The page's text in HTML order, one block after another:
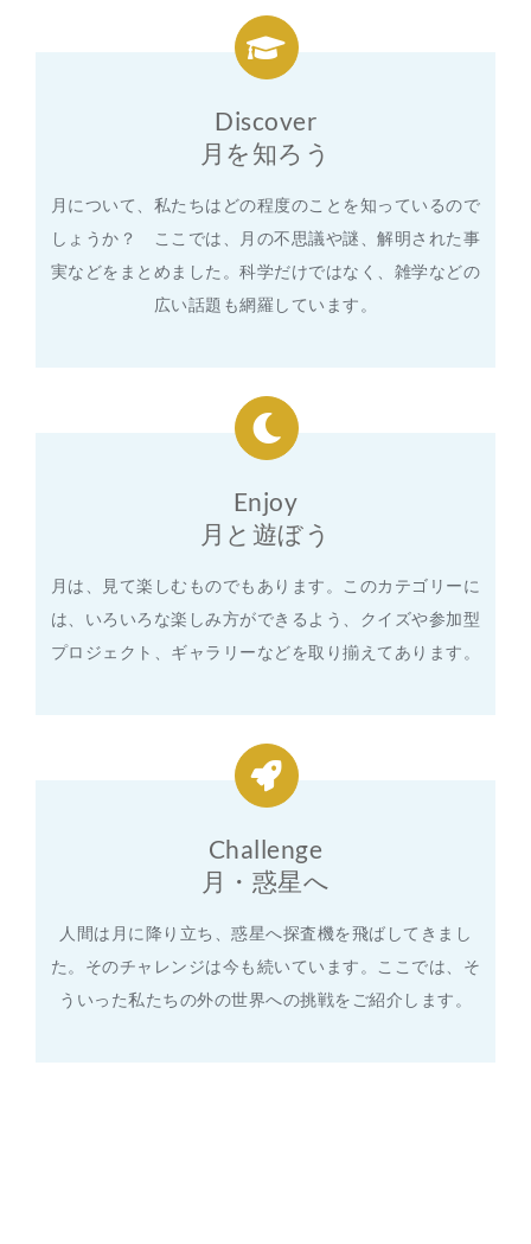
Discover
月を知ろう
月について、私たちはどの程度のことを知っているので
しょうか？ ここでは、月の不思議や謎、解明された事
実などをまとめました。科学だけではなく、雑学などの
広い話題も網羅しています。
Enjoy
月と遊ぼう
月は、見て楽しむものでもあります。このカテゴリーに
は、いろいろな楽しみ方ができるよう、クイズや参加型
プロジェクト、ギャラリーなどを取り揃えてあります。
Challenge
月・惑星へ
人間は月に降り立ち、惑星へ探査機を飛ばしてきまし
た。そのチャレンジは今も続いています。ここでは、そ
ういった私たちの外の世界への挑戦をご紹介します。